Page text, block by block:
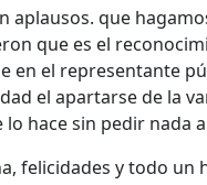
aplausos. que
que es el
en el representante
el apartarse de la
hace sin pedir nada
felicidades y todo